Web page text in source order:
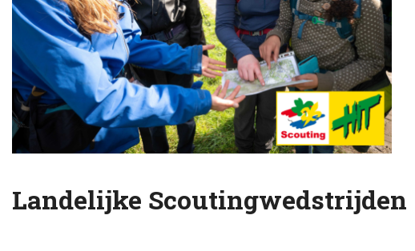
Landelijke Scoutingwedstrijden